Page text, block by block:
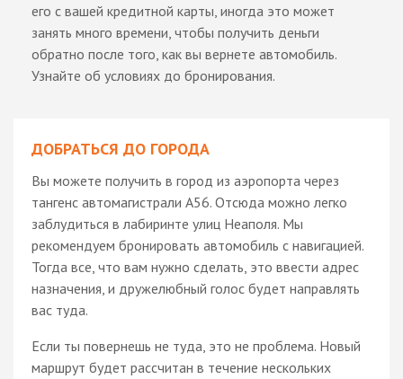
его с вашей кредитной карты, иногда это может
занять много времени, чтобы получить деньги
обратно после того, как вы вернете автомобиль.
Узнайте об условиях до бронирования.
ДОБРАТЬСЯ ДО ГОРОДА
Вы можете получить в город из аэропорта через
тангенс автомагистрали A56. Отсюда можно легко
заблудиться в лабиринте улиц Неаполя. Мы
рекомендуем бронировать автомобиль с навигацией.
Тогда все, что вам нужно сделать, это ввести адрес
назначения, и дружелюбный голос будет направлять
вас туда.
Если ты повернешь не туда, это не проблема. Новый
маршрут будет рассчитан в течение нескольких